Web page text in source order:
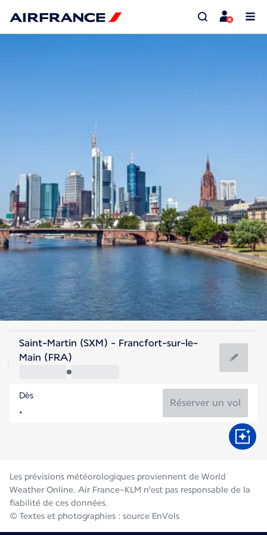
Allemagne
Francfort
Durée du vol
Saint-Martin (SXM) - Francfort-sur-le-
Main (FRA)
Dès
Réserver un vol
Les prévisions météorologiques proviennent de World
Weather Online. Air France-KLM n'est pas responsable de la
fiabilité de ces données.
© Textes et photographies : source EnVols